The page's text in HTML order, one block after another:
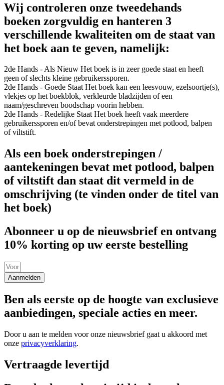
Wij controleren onze tweedehands
boeken zorgvuldig en hanteren 3
verschillende kwaliteiten om de staat van
het boek aan te geven, namelijk:
2de Hands - Als Nieuw Het boek is in zeer goede staat en heeft
geen of slechts kleine gebruikerssporen.
2de Hands - Goede Staat Het boek kan een leesvouw, ezelsoortje(s),
vlekjes op het boekblok, verkleurde bladzijden of een
naam/geschreven boodschap voorin hebben.
2de Hands - Redelijke Staat Het boek heeft vaak meerdere
gebruikerssporen en/of bevat onderstrepingen met potlood, balpen
of viltstift.
Als een boek onderstrepingen /
aantekeningen bevat met potlood, balpen
of viltstift dan staat dit vermeld in de
omschrijving (te vinden onder de titel van
het boek)
Abonneer u op de nieuwsbrief en ontvang
10% korting op uw eerste bestelling
Aanmelden
Ben als eerste op de hoogte van exclusieve
aanbiedingen, speciale acties en meer.
Door u aan te melden voor onze nieuwsbrief gaat u akkoord met
onze privacyverklaring.
Vertraagde levertijd